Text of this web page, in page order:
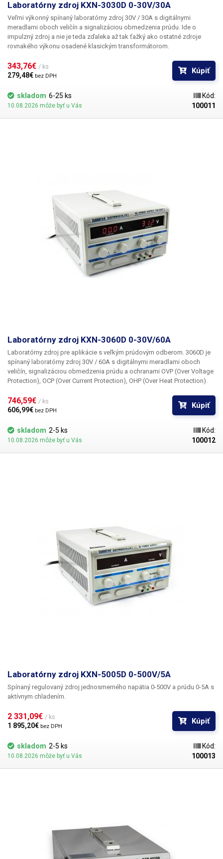
Laboratórny zdroj KXN-3030D 0-30V/30A
Veľmi výkonný spínaný laboratórny zdroj 30V / 30A s digitálnymi
meradlami oboch veličín a signalizáciou obmedzenia prúdu. Ide o
impulzný zdroj a nie je teda zďaleka až tak ťažký ako ostatné zdroje
rovnakého výkonu osadené klasickým transformátorom.
343,76€ / ks
279,48€ bez DPH
Kúpiť
skladom 6-25 ks
10.08.2026 môže byť u Vás
Kód:
100011
Laboratórny zdroj KXN-3060D 0-30V/60A
Laboratórny zdroj pre aplikácie s veľkým prúdovým odberom. 3060D je
spínaný laboratórny zdroj 30V / 60A s digitálnymi meradlami oboch
veličín, signalizáciou obmedzenia prúdu a ochranami OVP (Over Voltage
Protection), OCP (Over Current Protection), OHP (Over Heat Protection).
746,59€ / ks
606,99€ bez DPH
Kúpiť
skladom 2-5 ks
10.08.2026 môže byť u Vás
Kód:
100012
Laboratórny zdroj KXN-5005D 0-500V/5A
Spínaný regulovaný zdroj jednosmerného napätia 0-500V a prúdu 0-5A s
aktívnym chladením.
2 331,09€ / ks
1 895,20€ bez DPH
Kúpiť
skladom 2-5 ks
10.08.2026 môže byť u Vás
Kód:
100013